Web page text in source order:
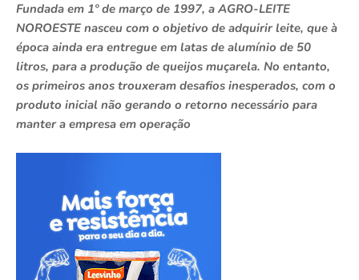
Fundada em 1º de março de 1997, a AGRO-LEITE
NOROESTE nasceu com o objetivo de adquirir leite, que à
época ainda era entregue em latas de alumínio de 50
litros, para a produção de queijos muçarela. No entanto,
os primeiros anos trouxeram desafios inesperados, com o
produto inicial não gerando o retorno necessário para
manter a empresa em operação